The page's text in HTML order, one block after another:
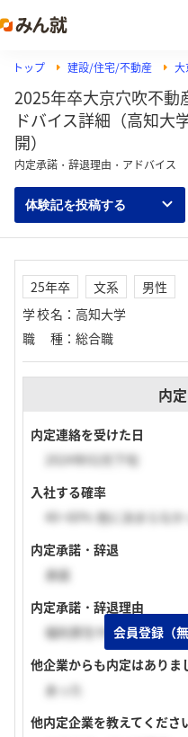
トップ 建設/住宅/不動産 大
2025年卒大京穴吹不動
ドバイス詳細（高知大
開）
内定承諾・辞退理由・アドバイス
体験記を投稿する
25年卒 文系
男性
学校名 ： 高知大学
職種 ： 総合職
内
内定連絡を受けた日
2024年02月下旬
入社する確率
40~60% 他に決まらなか
内定承諾・辞退
承諾
内定承諾・辞退理由
福利厚生や給与の面で
他企業からも内定はありま
あった
他内定企業を教えてくださ
会員登録（